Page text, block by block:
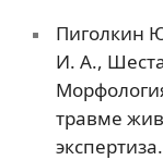
Пиголкин
И. А.,
травме